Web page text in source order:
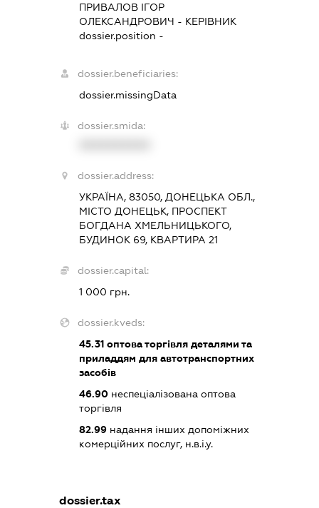
ПРИВАЛОВ ІГОР
ОЛЕКСАНДРОВИЧ - КЕРІВНИК
dossier.position -
dossier.beneficiaries:
dossier.missingData
dossier.smida:
dossier.address:
УКРАЇНА, 83050, ДОНЕЦЬКА ОБЛ.,
МІСТО ДОНЕЦЬК, ПРОСПЕКТ
БОГДАНА ХМЕЛЬНИЦЬКОГО,
БУДИНОК 69, КВАРТИРА 21
dossier.capital:
1 000 грн.
dossier.kveds:
45.31оптова торгівля деталями та
приладдям для автотранспортних
засобів
46.90неспеціалізована оптова
торгівля
82.99надання інших допоміжних
комерційних послуг, н.в.і.у.
dossier.tax